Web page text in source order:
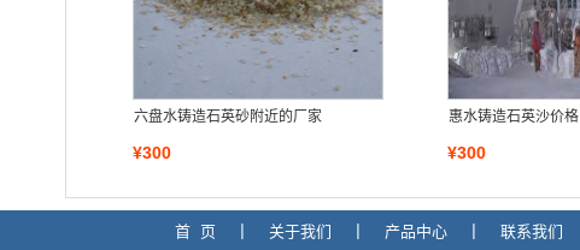
六盘水铸造石英砂附近的厂家
¥300
惠水铸造石英沙价格
¥300
首 页 关于我们 产品中心 联系我们